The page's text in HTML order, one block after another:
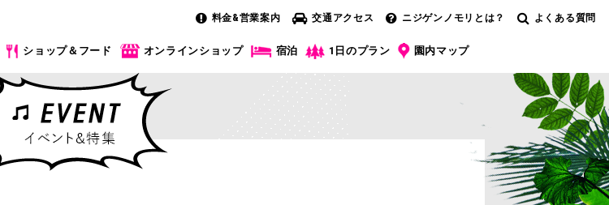
料金&営業案内 交通アクセス ニジゲンノモリとは？ よくある質問
ショップ＆フード オンラインショップ 宿泊 1日のプラン 園内マップ